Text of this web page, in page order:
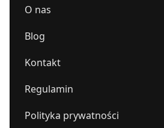
O nas
Blog
Kontakt
Regulamin
Polityka prywatności